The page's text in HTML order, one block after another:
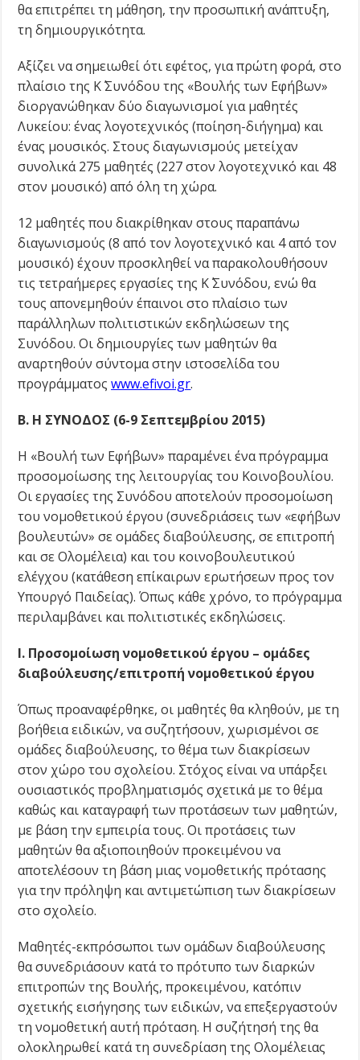
θα επιτρέπει τη μάθηση, την προσωπική ανάπτυξη,
τη δημιουργικότητα.
Αξίζει να σημειωθεί ότι εφέτος, για πρώτη φορά, στο
πλαίσιο της Κ΄ Συνόδου της «Βουλής των Εφήβων»
διοργανώθηκαν δύο διαγωνισμοί για μαθητές
Λυκείου: ένας λογοτεχνικός (ποίηση-διήγημα) και
ένας μουσικός. Στους διαγωνισμούς μετείχαν
συνολικά 275 μαθητές (227 στον λογοτεχνικό και 48
στον μουσικό) από όλη τη χώρα.
12 μαθητές που διακρίθηκαν στους παραπάνω
διαγωνισμούς (8 από τον λογοτεχνικό και 4 από τον
μουσικό) έχουν προσκληθεί να παρακολουθήσουν
τις τετραήμερες εργασίες της Κ΄ Συνόδου, ενώ θα
τους απονεμηθούν έπαινοι στο πλαίσιο των
παράλληλων πολιτιστικών εκδηλώσεων της
Συνόδου. Οι δημιουργίες των μαθητών θα
αναρτηθούν σύντομα στην ιστοσελίδα του
προγράμματοςwww.efivoi.gr.
Β. Η ΣΥΝΟΔΟΣ (6-9 Σεπτεμβρίου 2015)
Η «Βουλή των Εφήβων» παραμένει ένα πρόγραμμα
προσομοίωσης της λειτουργίας του Κοινοβουλίου.
Οι εργασίες της Συνόδου αποτελούν προσομοίωση
του νομοθετικού έργου (συνεδριάσεις των «εφήβων
βουλευτών» σε ομάδες διαβούλευσης, σε επιτροπή
και σε Ολομέλεια) και του κοινοβουλευτικού
ελέγχου (κατάθεση επίκαιρων ερωτήσεων προς τον
Υπουργό Παιδείας). Όπως κάθε χρόνο, το πρόγραμμα
περιλαμβάνει και πολιτιστικές εκδηλώσεις.
Ι. Προσομοίωση νομοθετικού έργου – ομάδες
διαβούλευσης/επιτροπή νομοθετικού έργου
Όπως προαναφέρθηκε, οι μαθητές θα κληθούν, με τη
βοήθεια ειδικών, να συζητήσουν, χωρισμένοι σε
ομάδες διαβούλευσης, το θέμα των διακρίσεων
στον χώρο του σχολείου. Στόχος είναι να υπάρξει
ουσιαστικός προβληματισμός σχετικά με το θέμα
καθώς και καταγραφή των προτάσεων των μαθητών,
με βάση την εμπειρία τους. Οι προτάσεις των
μαθητών θα αξιοποιηθούν προκειμένου να
αποτελέσουν τη βάση μιας νομοθετικής πρότασης
για την πρόληψη και αντιμετώπιση των διακρίσεων
στο σχολείο.
Μαθητές-εκπρόσωποι των ομάδων διαβούλευσης
θα συνεδριάσουν κατά το πρότυπο των διαρκών
επιτροπών της Βουλής, προκειμένου, κατόπιν
σχετικής εισήγησης των ειδικών, να επεξεργαστούν
τη νομοθετική αυτή πρόταση. Η συζήτησή της θα
ολοκληρωθεί κατά τη συνεδρίαση της Ολομέλειας